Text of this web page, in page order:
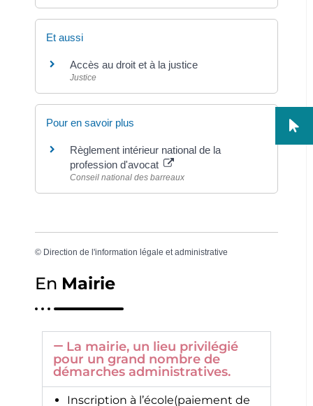
Et aussi
Accès au droit et à la justice
Justice
Pour en savoir plus
Règlement intérieur national de la
profession d'avocat
Conseil national des barreaux
© Direction de l'information légale et administrative
En Mairie
La mairie, un lieu privilégié
pour un grand nombre de
démarches administratives.
Inscription à l’école(paiement de